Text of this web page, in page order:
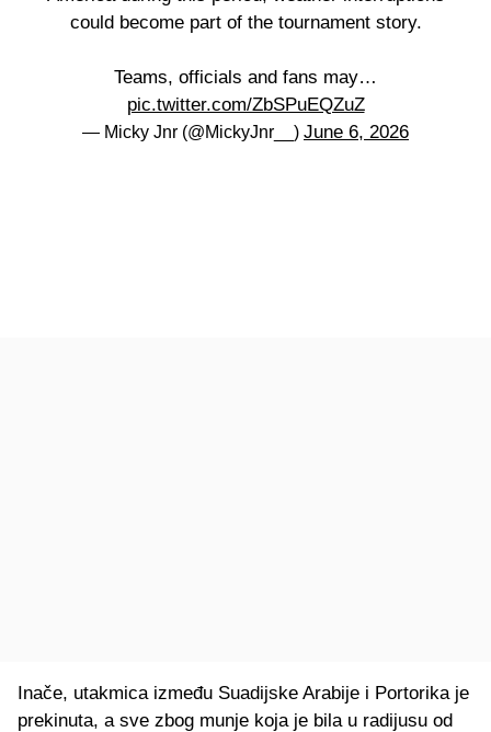
could become part of the tournament story.
Teams, officials and fans may…
pic.twitter.com/ZbSPuEQZuZ
— Micky Jnr (@MickyJnr__) June 6, 2026
Inače, utakmica između Suadijske Arabije i Portorika je
prekinuta, a sve zbog munje koja je bila u radijusu od